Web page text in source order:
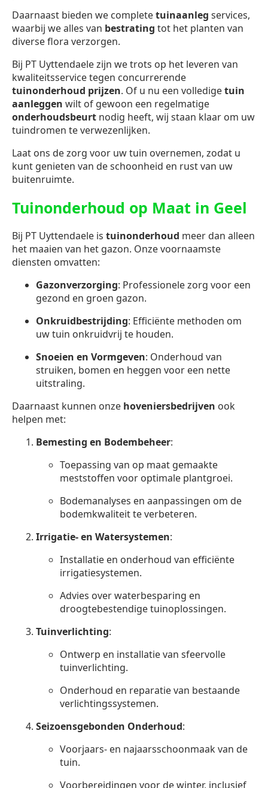
Daarnaast bieden we completetuinaanleg services,
waarbij we alles van bestrating tot het planten van
diverse flora verzorgen.
Bij PT Uyttendaele zijn we trots op het leveren van
kwaliteitsservice tegen concurrerende
tuinonderhoud prijzen. Of u nu een volledigetuin
aanleggen wilt of gewoon een regelmatige
onderhoudsbeurt nodig heeft, wij staan klaar om uw
tuindromen te verwezenlijken.
Laat ons de zorg voor uw tuin overnemen, zodat u
kunt genieten van de schoonheid en rust van uw
buitenruimte.
Tuinonderhoud op Maat in Geel
Bij PT Uyttendaele is tuinonderhoud meer dan alleen
het maaien van het gazon. Onze voornaamste
diensten omvatten:
Gazonverzorging: Professionele zorg voor een
gezond en groen gazon.
Onkruidbestrijding: Efficiënte methoden om
uw tuin onkruidvrij te houden.
Snoeien en Vormgeven: Onderhoud van
struiken, bomen en heggen voor een nette
uitstraling.
Daarnaast kunnen onze hoveniersbedrijven ook
helpen met:
Bemesting en Bodembeheer:
Toepassing van op maat gemaakte
meststoffen voor optimale plantgroei.
Bodemanalyses en aanpassingen om de
bodemkwaliteit te verbeteren.
Irrigatie- en Watersystemen:
Installatie en onderhoud van efficiënte
irrigatiesystemen.
Advies over waterbesparing en
droogtebestendige tuinoplossingen.
Tuinverlichting:
Ontwerp en installatie van sfeervolle
tuinverlichting.
Onderhoud en reparatie van bestaande
verlichtingssystemen.
Seizoensgebonden Onderhoud:
Voorjaars- en najaarsschoonmaak van de
tuin.
Voorbereidingen voor de winter, inclusief